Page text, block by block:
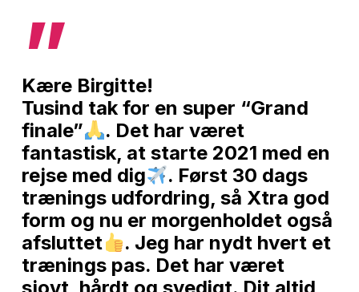
”
Kære Birgitte!
Tusind tak for en super “Grand
finale”
. Det har været
fantastisk, at starte 2021 med en
rejse med dig
. Først 30 dags
trænings udfordring, så Xtra god
form og nu er morgenholdet også
afsluttet
. Jeg har nydt hvert et
trænings pas. Det har været